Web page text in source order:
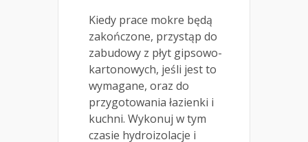
Kiedy prace mokre będą
zakończone, przystąp do
zabudowy z płyt gipsowo-
kartonowych, jeśli jest to
wymagane, oraz do
przygotowania łazienki i
kuchni. Wykonuj w tym
czasie hydroizolacje i